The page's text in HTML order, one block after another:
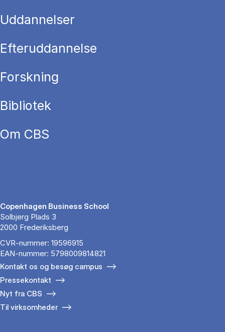
Uddannelser
Efteruddannelse
Forskning
Bibliotek
Om CBS
Copenhagen Business School
Solbjerg Plads 3
2000 Frederiksberg
CVR-nummer: 19596915
EAN-nummer: 5798009814821
Kontakt os og besøg campus
Pressekontakt
Nyt fra CBS
Til virksomheder